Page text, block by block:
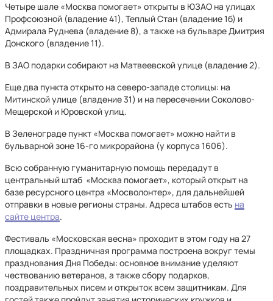
Четыре шале «Москва помогает» открыты в ЮЗАО на улицах
Профсоюзной (владение 41), Теплый Стан (владение 1б) и
Адмирала Руднева (владение 8), а также на бульваре Дмитрия
Донского (владение 11).
В ЗАО подарки собирают на Матвеевской улице (владение 2).
Еще два пункта открыто на северо-западе столицы: на
Митинской улице (владение 31) и на пересечении Соколово-
Мещерской и Юровской улиц.
В Зеленограде пункт «Москва помогает» можно найти в
бульварной зоне 16-го микрорайона (у корпуса 1606).
Всю собранную гуманитарную помощь передадут в
центральный штаб «Москва помогает», который открыт на
базе ресурсного центра «Мосволонтер», для дальнейшей
отправки в новые регионы страны. Адреса штабов есть на
сайте центра.
Фестиваль «Московская весна» проходит в этом году на 27
площадках. Праздничная программа построена вокруг темы
празднования Дня Победы: основное внимание уделяют
чествованию ветеранов, а также сбору подарков,
поздравительных писем и открыток всем защитникам. Для